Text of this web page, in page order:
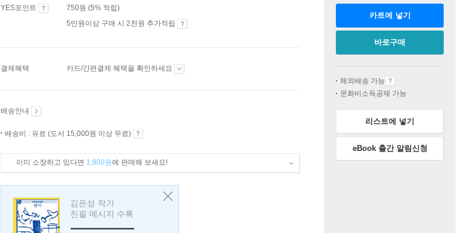
YES포인트
750원 (5% 적립)
5만원이상 구매 시 2천원 추가적립
결제혜택 카드/간편결제 혜택을 확인하세요
배송안내
배송비 : 유료 (도서 15,000원 이상 무료)
이미 소장하고 있다면 1,800원에 판매해 보세요!
김은성 작가
친필 메시지 수록
---------------
카트에 넣기
바로구매
해외배송 가능
문화비소득공제 가능
리스트에 넣기
eBook 출간 알림신청